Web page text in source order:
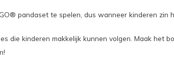
pandaset te spelen, dus wanneer kinderen
die kinderen makkelijk kunnen volgen. Maak